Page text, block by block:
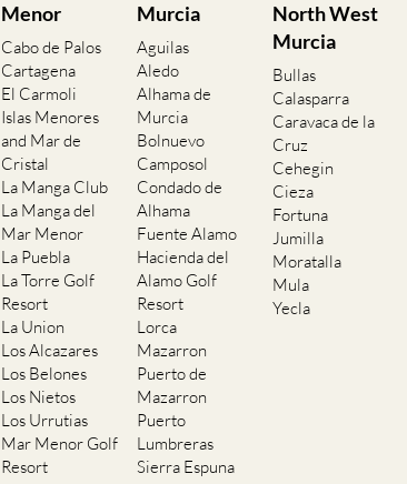
Menor
Cabo de Palos
Cartagena
El Carmoli
Islas Menores
and Mar de
Cristal
La Manga Club
La Manga del
Mar Menor
La Puebla
La Torre Golf
Resort
La Union
Los Alcazares
Los Belones
Los Nietos
Los Urrutias
Mar Menor Golf
Resort
Murcia
Aguilas
Aledo
Alhama de
Murcia
Bolnuevo
Camposol
Condado de
Alhama
Fuente Alamo
Hacienda del
Alamo Golf
Resort
Lorca
Mazarron
Puerto de
Mazarron
Puerto
Lumbreras
Sierra Espuna
North West
Murcia
Bullas
Calasparra
Caravaca de la
Cruz
Cehegin
Cieza
Fortuna
Jumilla
Moratalla
Mula
Yecla